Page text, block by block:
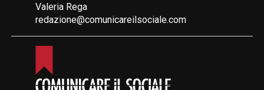
Valeria Rega
redazione@comunicareilsociale.com